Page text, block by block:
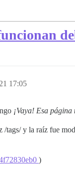
17:05
¡Vaya! Esa
/tags/ y la raíz fue
)